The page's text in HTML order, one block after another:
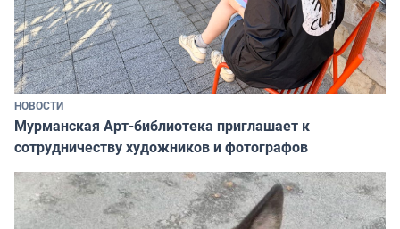
НОВОСТИ
Мурманская Арт-библиотека приглашает к
сотрудничеству художников и фотографов